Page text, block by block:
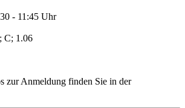
- 11:45 Uhr
C; 1.06
zur Anmeldung finden Sie in der